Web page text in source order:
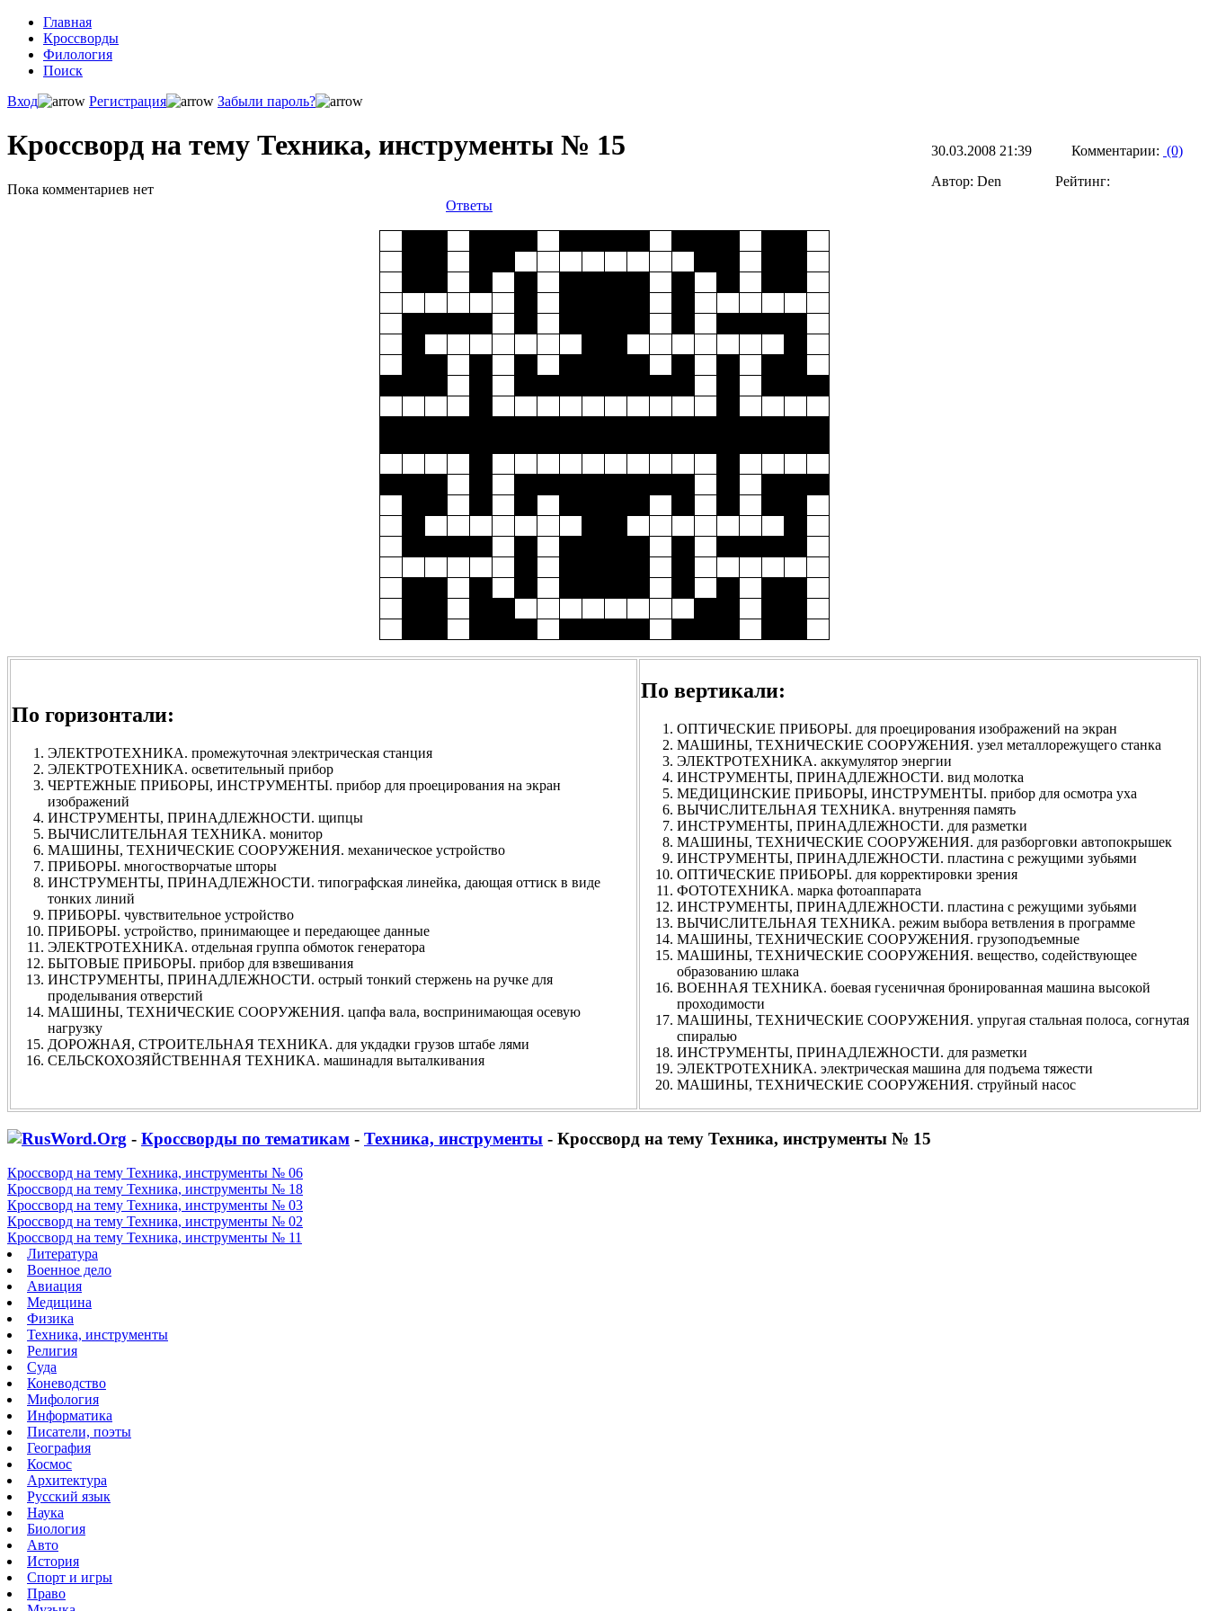
Главная
Кроссворды
Филология
Поиск
Вход
Регистрация Забыли пароль?
30.03.2008 21:39 Комментарии: (0)
Автор: Den Рейтинг:
Кроссворд на тему Техника, инструменты № 15
Пока комментариев нет
Ответы
По горизонтали:
ЭЛЕКТРОТЕХНИКА. промежуточная электрическая станция
ЭЛЕКТРОТЕХНИКА. осветительный прибор
ЧЕРТЕЖНЫЕ ПРИБОРЫ, ИНСТРУМЕНТЫ. прибор для проецирования на экран
изображений
ИНСТРУМЕНТЫ, ПРИНАДЛЕЖНОСТИ. щипцы
ВЫЧИСЛИТЕЛЬНАЯ ТЕХНИКА. монитор
МАШИНЫ, ТЕХНИЧЕСКИЕ СООРУЖЕНИЯ. механическое устройство
ПРИБОРЫ. многостворчатые шторы
ИНСТРУМЕНТЫ, ПРИНАДЛЕЖНОСТИ. типографская линейка, дающая оттиск в виде
тонких линий
ПРИБОРЫ. чувствительное устройство
ПРИБОРЫ. устройство, принимающее и передающее данные
ЭЛЕКТРОТЕХНИКА. отдельная группа обмоток генератора
БЫТОВЫЕ ПРИБОРЫ. прибор для взвешивания
ИНСТРУМЕНТЫ, ПРИНАДЛЕЖНОСТИ. острый тонкий стержень на ручке для
проделывания отверстий
МАШИНЫ, ТЕХНИЧЕСКИЕ СООРУЖЕНИЯ. цапфа вала, воспринимающая осевую
нагрузку
ДОРОЖНАЯ, СТРОИТЕЛЬНАЯ ТЕХНИКА. для укдадки грузов штабе лями
СЕЛЬСКОХОЗЯЙСТВЕННАЯ ТЕХНИКА. машинадля выталкивания
По вертикали:
ОПТИЧЕСКИЕ ПРИБОРЫ. для проецирования изображений на экран
МАШИНЫ, ТЕХНИЧЕСКИЕ СООРУЖЕНИЯ. узел металлорежущего станка
ЭЛЕКТРОТЕХНИКА. аккумулятор энергии
ИНСТРУМЕНТЫ, ПРИНАДЛЕЖНОСТИ. вид молотка
МЕДИЦИНСКИЕ ПРИБОРЫ, ИНСТРУМЕНТЫ. прибор для осмотра уха
ВЫЧИСЛИТЕЛЬНАЯ ТЕХНИКА. внутренняя память
ИНСТРУМЕНТЫ, ПРИНАДЛЕЖНОСТИ. для разметки
МАШИНЫ, ТЕХНИЧЕСКИЕ СООРУЖЕНИЯ. для разборговки автопокрышек
ИНСТРУМЕНТЫ, ПРИНАДЛЕЖНОСТИ. пластина с режущими зубьями
ОПТИЧЕСКИЕ ПРИБОРЫ. для корректировки зрения
ФОТОТЕХНИКА. марка фотоаппарата
ИНСТРУМЕНТЫ, ПРИНАДЛЕЖНОСТИ. пластина с режущими зубьями
ВЫЧИСЛИТЕЛЬНАЯ ТЕХНИКА. режим выбора ветвления в программе
МАШИНЫ, ТЕХНИЧЕСКИЕ СООРУЖЕНИЯ. грузоподъемные
МАШИНЫ, ТЕХНИЧЕСКИЕ СООРУЖЕНИЯ. вещество, содействующее
образованию шлака
ВОЕННАЯ ТЕХНИКА. боевая гусеничная бронированная машина высокой
проходимости
МАШИНЫ, ТЕХНИЧЕСКИЕ СООРУЖЕНИЯ. упругая стальная полоса, согнутая
спиралью
ИНСТРУМЕНТЫ, ПРИНАДЛЕЖНОСТИ. для разметки
ЭЛЕКТРОТЕХНИКА. электрическая машина для подъема тяжести
МАШИНЫ, ТЕХНИЧЕСКИЕ СООРУЖЕНИЯ. струйный насос
- Кроссворды по тематикам - Техника, инструменты - Кроссворд на тему Техника, инструменты № 15
Кроссворд на тему Техника, инструменты № 06
Кроссворд на тему Техника, инструменты № 18
Кроссворд на тему Техника, инструменты № 03
Кроссворд на тему Техника, инструменты № 02
Кроссворд на тему Техника, инструменты № 11
Литература
Военное дело
Авиация
Медицина
Физика
Техника, инструменты
Религия
Суда
Коневодство
Мифология
Информатика
Писатели, поэты
География
Космос
Архитектура
Русский язык
Наука
Биология
Авто
История
Спорт и игры
Право